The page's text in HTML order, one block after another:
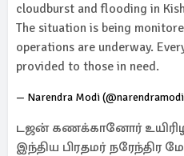
cloudburst and flooding in
The situation is being
operations are underway.
provided to those in need.
— Narendra Modi
டஜன் கணக்கானோர்
இந்திய பிரதமர் நரேந்திர